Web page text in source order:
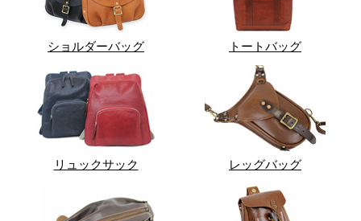
ショルダーバッグ トートバッグ
リュックサック レッグバッグ